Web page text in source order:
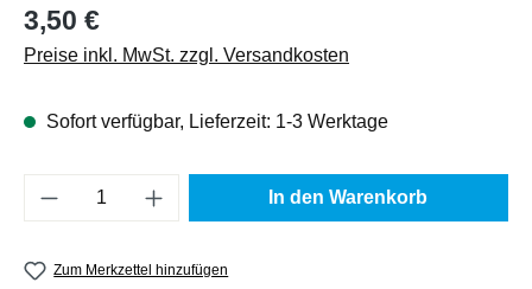
Regulärer Preis:
3,50 €
Preise inkl. MwSt. zzgl. Versandkosten
Sofort verfügbar, Lieferzeit: 1-3 Werktage
Produkt Anzahl: Gib den gewünschten
In den Warenkorb
Zum Merkzettel hinzufügen